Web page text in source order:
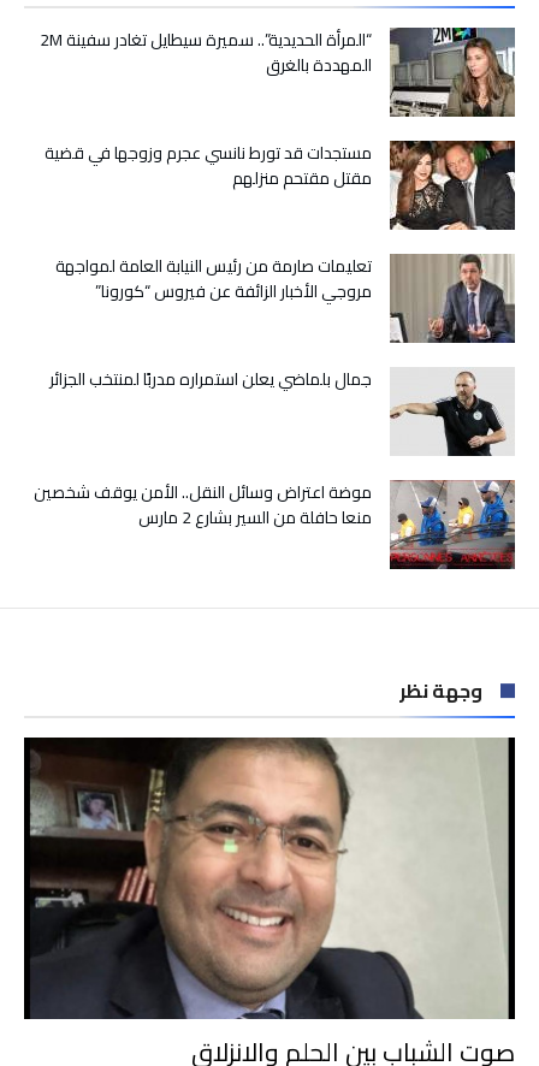
المال
العام
“المرأة الحديدية”.. سميرة سيطايل تغادر سفينة 2M
المهددة بالغرق
مستجدات قد تورط نانسي عجرم وزوجها في قضية
مقتل مقتحم منزلهم
تعليمات صارمة من رئيس النيابة العامة لمواجهة
مروجي الأخبار الزائفة عن فيروس “كورونا”
جمال بلماضي يعلن استمراره مدربًا لمنتخب الجزائر
موضة اعتراض وسائل النقل.. الأمن يوقف شخصين
منعا حافلة من السير بشارع 2 مارس
وجهة نظر
صوت الشباب بين الحلم والانزلاق